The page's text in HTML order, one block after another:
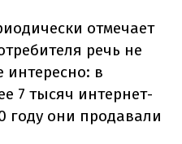
отмечает
речь не
интересно: в
7 тысяч интернет-
году они продавали